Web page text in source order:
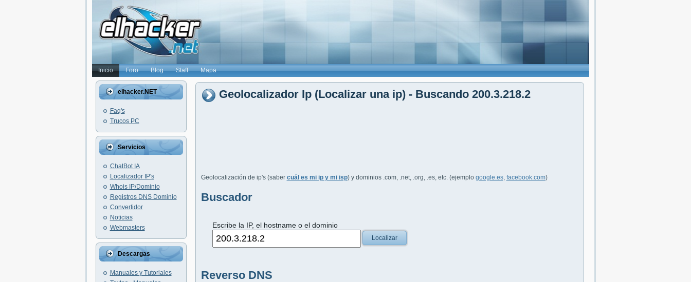
Inicio Foro Blog Staff Mapa
elhacker.NET
Faq's
Trucos PC
Servicios
ChatBot IA
Localizador IP's
Whois IP/Dominio
Registros DNS Dominio
Convertidor
Noticias
Webmasters
Descargas
Manuales y Tutoriales
Geolocalizador Ip (Localizar una ip) - Buscando 200.3.218.2
Geolocalización de ip's (saber cuál es mi ip y mi isp) y dominios .com, .net, .org, .es, etc. (ejemplo google.es, facebook.com)
Buscador
Escribe la IP, el hostname o el dominio
Localizar
Reverso DNS